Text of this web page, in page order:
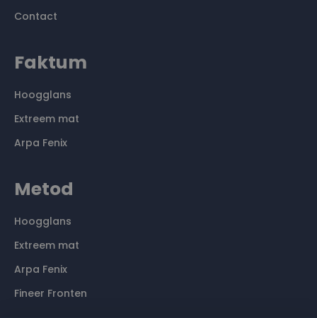
Contact
Faktum
Hoogglans
Extreem mat
Arpa Fenix
Metod
Hoogglans
Extreem mat
Arpa Fenix
Fineer Fronten